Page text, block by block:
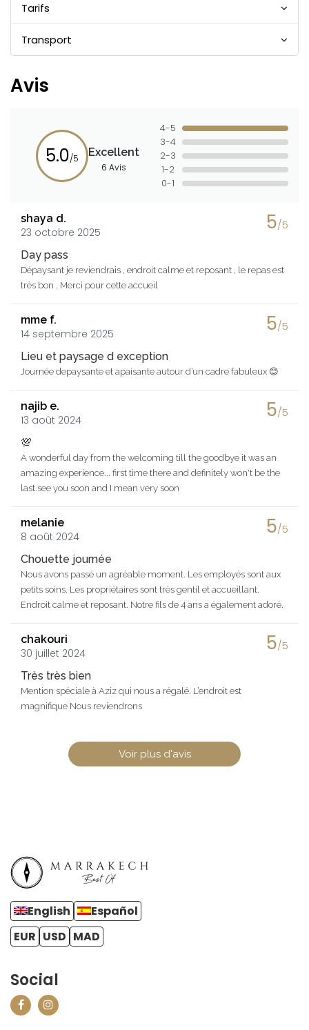
Tarifs
Transport
Avis
5.0/5 Excellent
6 Avis
4-5
3-4
2-3
1-2
0-1
shaya d.
23 octobre 2025 5/5
Day pass
Dépaysant je reviendrais , endroit calme et reposant , le repas est
très bon . Merci pour cette accueil
mme f.
14 septembre 2025 5/5
Lieu et paysage d exception
Journée depaysante et apaisante autour d’un cadre fabuleux 😊
najib e.
13 août 2024 5/5
💯
A wonderful day from the welcoming till the goodbye it was an
amazing experience... first time there and definitely won't be the
last.see you soon and I mean very soon
melanie
8 août 2024 5/5
Chouette journée
Nous avons passé un agréable moment. Les employés sont aux
petits soins. Les propriétaires sont très gentil et accueillant.
Endroit calme et reposant. Notre fils de 4 ans a également adoré.
chakouri
30 juillet 2024 5/5
Très très bien
Mention spéciale à Aziz qui nous a régalé. L’endroit est
magnifique Nous reviendrons
Voir plus d'avis
English
Español
EUR USD MAD
Social